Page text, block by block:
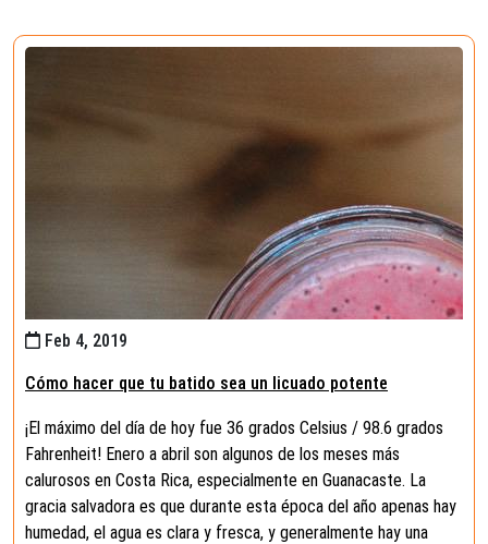
Feb 4, 2019
Cómo hacer que tu batido sea un licuado potente
¡El máximo del día de hoy fue 36 grados Celsius / 98.6 grados
Fahrenheit! Enero a abril son algunos de los meses más
calurosos en Costa Rica, especialmente en Guanacaste. La
gracia salvadora es que durante esta época del año apenas hay
humedad, el agua es clara y fresca, y generalmente hay una